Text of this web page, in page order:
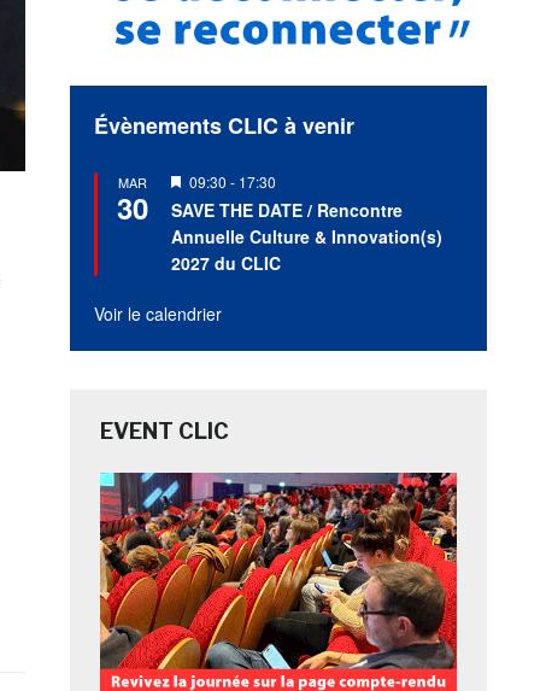
Évènements CLIC à venir
MAR
30
Mis
en
avant
09:30 - 17:30
SAVE THE DATE / Rencontre
Annuelle Culture & Innovation(s)
2027 du CLIC
Voir le calendrier
EVENT CLIC